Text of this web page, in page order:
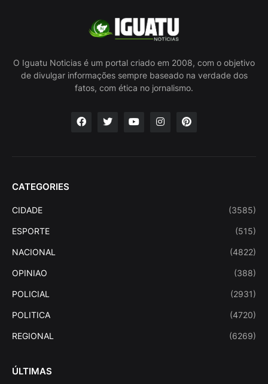
O Iguatu Noticias é um portal criado em 2008, com o objetivo
de divulgar informações sempre baseado na verdade dos
fatos, com ética no jornalismo.
CATEGORIES
CIDADE (3585)
ESPORTE (515)
NACIONAL (4822)
OPINIAO (388)
POLICIAL (2931)
POLITICA (4720)
REGIONAL (6269)
ÚLTIMAS